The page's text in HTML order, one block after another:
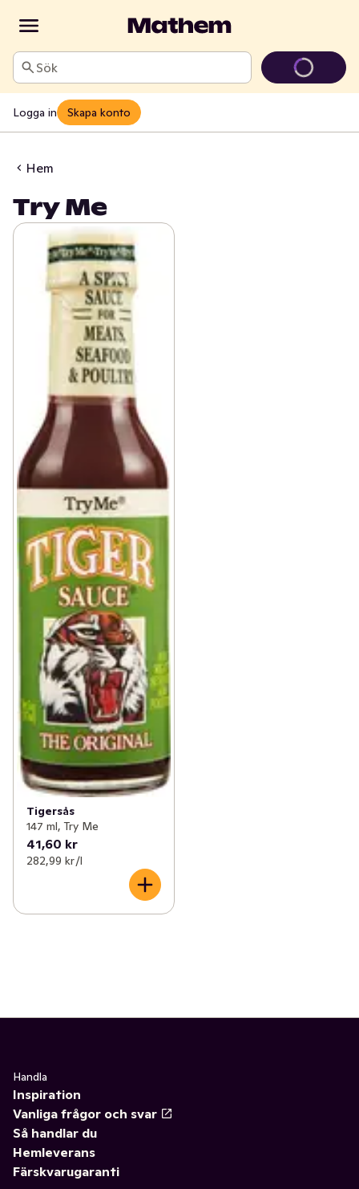
Sök
Logga in Skapa konto
Hem
Try Me
Tigersås
147 ml, Try Me
41,60 kr
282,99 kr /l
Handla
Inspiration
Vanliga frågor och svar
Så handlar du
Hemleverans
Färskvarugaranti